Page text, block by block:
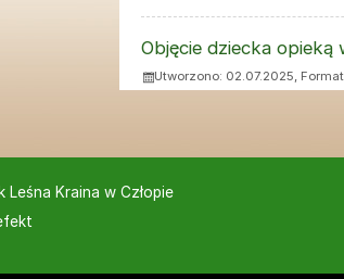
ZAŁĄCZNIKI
Objęcie dziecka opieką
Utworzono: 02.07.2025,
Kraina w Człopie